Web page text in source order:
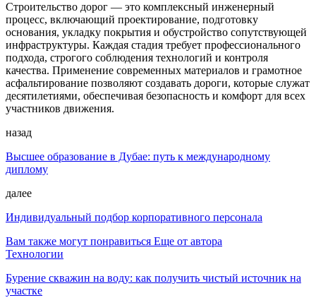
Строительство дорог — это комплексный инженерный
процесс, включающий проектирование, подготовку
основания, укладку покрытия и обустройство сопутствующей
инфраструктуры. Каждая стадия требует профессионального
подхода, строгого соблюдения технологий и контроля
качества. Применение современных материалов и грамотное
асфальтирование позволяют создавать дороги, которые служат
десятилетиями, обеспечивая безопасность и комфорт для всех
участников движения.
назад
Высшее образование в Дубае: путь к международному
диплому
далее
Индивидуальный подбор корпоративного персонала
Вам также могут понравиться Еще от автора
Технологии
Бурение скважин на воду: как получить чистый источник на
участке